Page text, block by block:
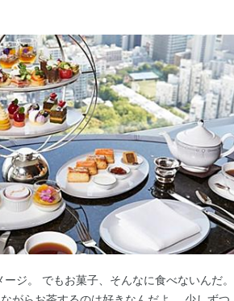
ジ。 でもお菓子、そんなに食べないんだ。